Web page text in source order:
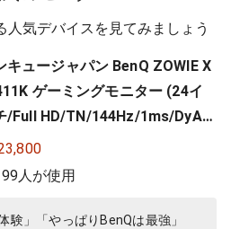
人気デバイスを見てみましょう
キュージャパン BenQ ZOWIE X
ゲーミングモニター (24イ
/Full HD/TN/144Hz/1ms/DyAc/
め台座/OSDメニュー/指一本で
調整)
人が使用
験」「やっぱりBenQは最強」